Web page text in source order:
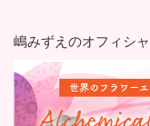
嶋みずえのオフィシ